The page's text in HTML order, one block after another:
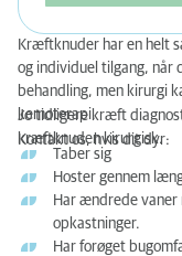
Kræftknuder har en helt
og individuel tilgang, når
behandling, men kirurgi
kemoterapi.
Jo tidligere kræft
kræftknuden kirurgisk.
Kontakt os, hvis dit dyr:
Taber sig
Hoster gennem
Har ændrede vaner
opkastninger.
Har forøget